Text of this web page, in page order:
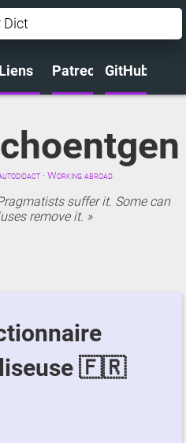
Liens Patreon GitHub
· Working abroad
suffer it. Some can
remove it.
liseuse 🇫🇷